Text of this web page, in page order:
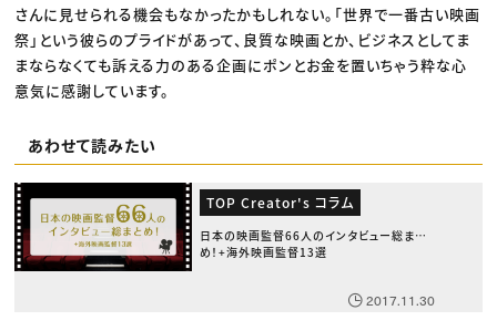
さんに見せられる機会もなかったかもしれない。「世界で一番古い映画
祭」という彼らのプライドがあって、良質な映画とか、ビジネスとしてま
まならなくても訴える力のある企画にポンとお金を置いちゃう粋な心
意気に感謝しています。
あわせて読みたい
TOP Creator's コラム
日本の映画監督66人のインタビュー総まと
め！+海外映画監督13選
2017.11.30